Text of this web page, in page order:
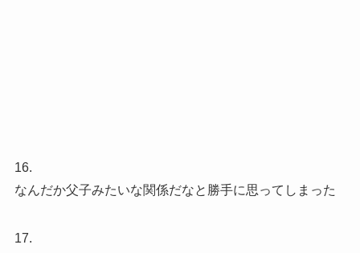
16.
なんだか父子みたいな関係だなと勝手に思ってしまった
17.